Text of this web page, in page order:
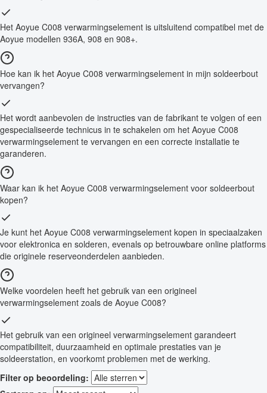
Het Aoyue C008 verwarmingselement is uitsluitend compatibel met de
Aoyue modellen 936A, 908 en 908+.
Hoe kan ik het Aoyue C008 verwarmingselement in mijn soldeerbout
vervangen?
Het wordt aanbevolen de instructies van de fabrikant te volgen of een
gespecialiseerde technicus in te schakelen om het Aoyue C008
verwarmingselement te vervangen en een correcte installatie te
garanderen.
Waar kan ik het Aoyue C008 verwarmingselement voor soldeerbout
kopen?
Je kunt het Aoyue C008 verwarmingselement kopen in speciaalzaken
voor elektronica en solderen, evenals op betrouwbare online platforms
die originele reserveonderdelen aanbieden.
Welke voordelen heeft het gebruik van een origineel
verwarmingselement zoals de Aoyue C008?
Het gebruik van een origineel verwarmingselement garandeert
compatibiliteit, duurzaamheid en optimale prestaties van je
soldeerstation, en voorkomt problemen met de werking.
Filter op beoordeling: